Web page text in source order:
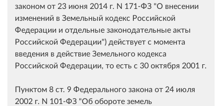
законом от 23 июня 2014 г. N 171-ФЗ "О внесении
изменений в Земельный кодекс Российской
Федерации и отдельные законодательные акты
Российской Федерации") действует с момента
введения в действие Земельного кодекса
Российской Федерации, то есть с 30 октября 2001 г.
Пунктом 8 ст. 9 Федерального закона от 24 июля
2002 г. N 101-ФЗ "Об обороте земель